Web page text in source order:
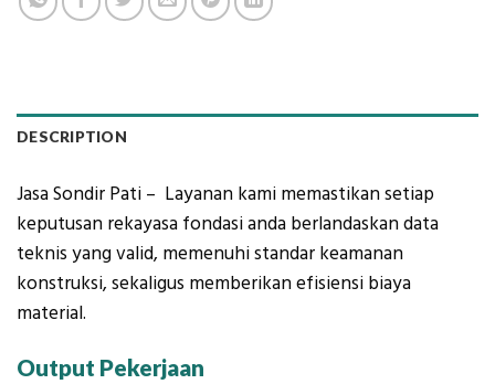
DESCRIPTION
Jasa Sondir Pati – Layanan kami memastikan setiap
keputusan rekayasa fondasi anda berlandaskan data
teknis yang valid, memenuhi standar keamanan
konstruksi, sekaligus memberikan efisiensi biaya
material.
Output Pekerjaan